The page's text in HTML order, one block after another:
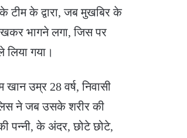
टीम के द्वारा, जब मुखबिर के
भागने लगा, जिस पर
लिया गया।
उम्र 28 वर्ष, निवासी
ने जब उसके शरीर की
पन्नी, के अंदर, छोटे छोटे,